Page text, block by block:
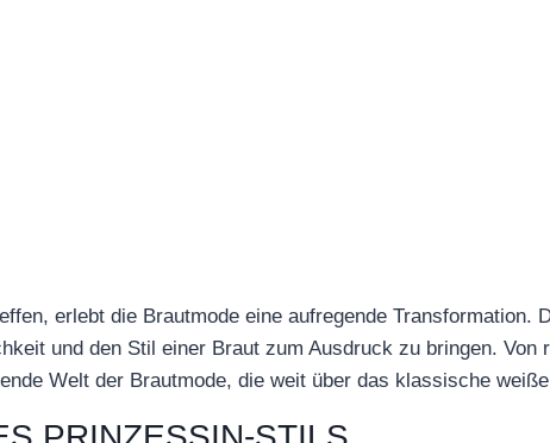
erlebt die Brautmode eine aufregende Transformation.
und den Stil einer Braut zum Ausdruck zu bringen. Von
Welt der Brautmode, die weit über das klassische